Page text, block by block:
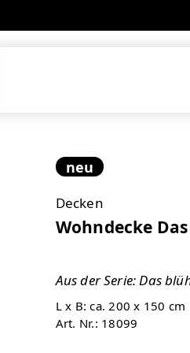
neu
Decken
Wohndecke
Aus der Serie: Das
L x B: ca. 200 x 150 cm
Art. Nr.: 18099